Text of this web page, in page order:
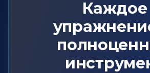
Каждое